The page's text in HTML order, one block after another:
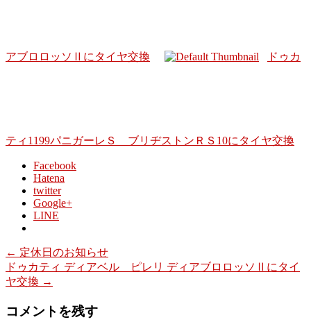
アブロロッソⅡにタイヤ交換 ドゥカ
ティ1199パニガーレＳ ブリヂストンＲＳ10にタイヤ交換
Facebook
Hatena
twitter
Google+
LINE
← 定休日のお知らせ
ドゥカティ ディアベル ピレリ ディアブロロッソⅡにタイ
ヤ交換 →
コメントを残す